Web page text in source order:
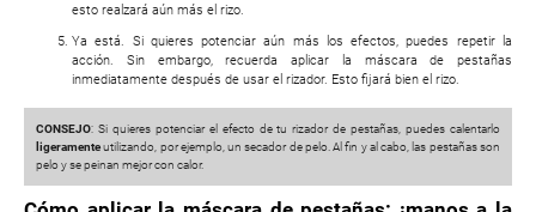
esto realzará aún más el rizo.
Ya está. Si quieres potenciar aún más los efectos, puedes repetir la
acción. Sin embargo, recuerda aplicar la máscara de pestañas
inmediatamente después de usar el rizador. Esto fijará bien el rizo.
CONSEJO: Si quieres potenciar el efecto de tu rizador de pestañas, puedes calentarlo
ligeramenteutilizando, por ejemplo, un secador de pelo. Al fin y al cabo, las pestañas son
pelo y se peinan mejor con calor.